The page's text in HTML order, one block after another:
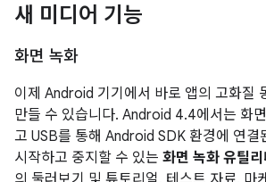
새 미디어 기능
화면 녹화
이제 Android 기기에서 바로 앱의 고화질
만들 수 있습니다. Android 4.4에서는 화
고 USB를 통해 Android SDK 환경에 연결
시작하고 중지할 수 있는 화면 녹화 유틸리